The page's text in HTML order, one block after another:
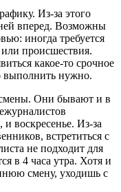
Из-за этого
вперед. Возможны
иногда требуется
происшествия.
какое-то срочное
выполнить нужно.
Они бывают и в
воскресенье. Из-за
встретиться с
не подходит для
в 4 часа утра. Хотя и
смену, уходишь с